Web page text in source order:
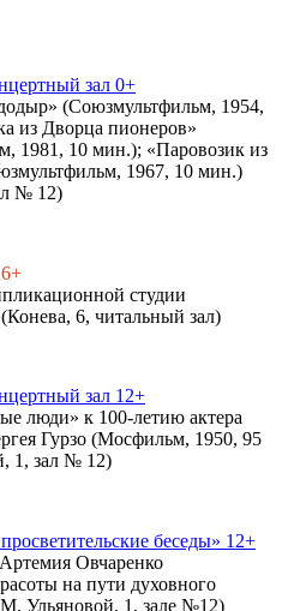
зал 0+
(Союзмультфильм, 1954,
из Дворца пионеров»
1981, 10 мин.); «Паровозик из
1967, 10 мин.)
№ 12)
студии
6, читальный зал)
зал 12+
люди» к 100-летию актера
Гурзо (Мосфильм, 1950, 95
1, зал № 12)
беседы» 12+
Овчаренко
на пути духовного
Ульяновой, 1, зале №12)